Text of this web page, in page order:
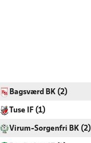
Bagsværd BK (2)
Tuse IF (1)
Virum-Sorgenfri BK (2)